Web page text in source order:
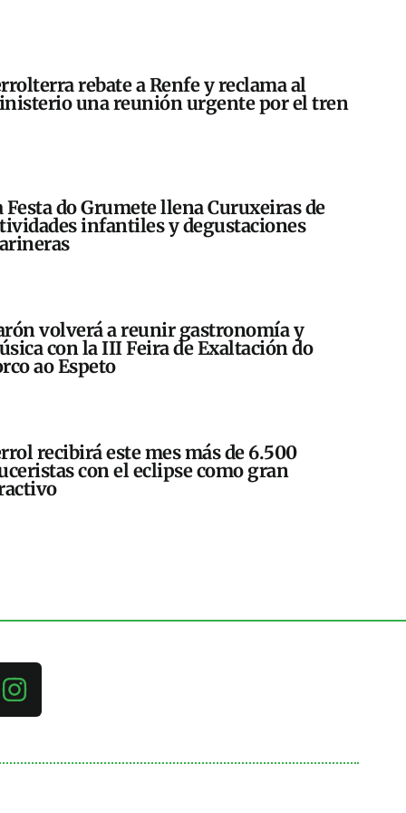
rebate a Renfe y reclama al
una reunión urgente por el tren
Festa do Grumete llena Curuxeiras de
infantiles y degustaciones
volverá a reunir gastronomía y
con la III Feira de Exaltación do
ao Espeto
recibirá este mes más de 6.500
con el eclipse como gran